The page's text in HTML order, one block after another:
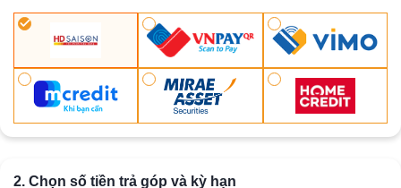
2. Chọn số tiền trả góp và kỳ hạn